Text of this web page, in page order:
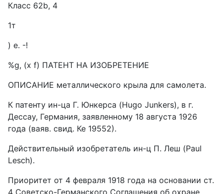
Класс 62b, 4
1т
) е. -!
%g, (x f) ПАТЕНТ НА ИЗОБРЕТЕНИЕ
ОПИСАНИЕ металлического крыла для самолета.
К патенту ин-ца Г. Юнкерса (Hugo Junkers), в г.
Дессау, Германия, заявленному 18 августа 1926
года (ваяв. свид. Ке 19552).
Действительный изобретатель ин-ц П. Леш (Paul
Lesch).
Приоритет от 4 февраля 1918 года на основании ст.